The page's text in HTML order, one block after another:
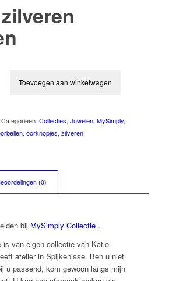
Toevoegen aan winkelwagen
Categorieën: Collecties, Juwelen, MySimply,
, oorknopjes, zilveren
(0)
bij MySimply Collectie .
van eigen collectie van Katie
atelier in Spijkenisse. Ben u niet
u passend, kom gewoon langs mijn